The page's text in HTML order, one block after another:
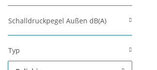
Schalldruckpegel Außen dB(A)
Typ